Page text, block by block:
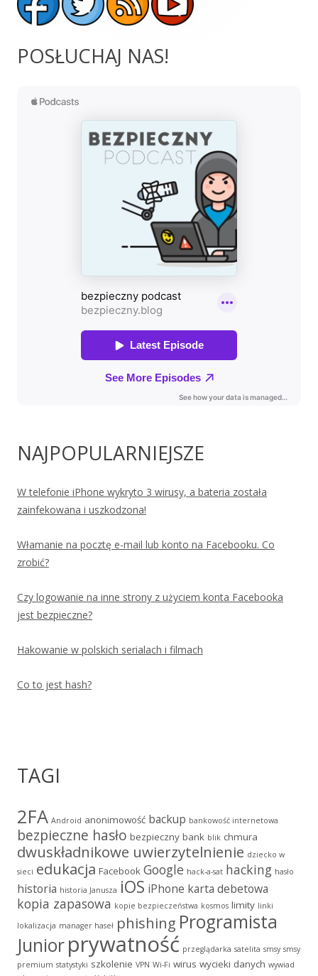
boczny
POSŁUCHAJ NAS!
NAJPOPULARNIEJSZE
W telefonie iPhone wykryto 3 wirusy, a bateria została
zainfekowana i uszkodzona!
Włamanie na pocztę e-mail lub konto na Facebooku. Co
zrobić?
Czy logowanie na inne strony z użyciem konta Facebooka
jest bezpieczne?
Hakowanie w polskich serialach i filmach
Co to jest hash?
TAGI
2FA Android anonimowość backup bankowość internetowa
bezpieczne hasło bezpieczny bank blik chmura
dwuskładnikowe uwierzytelnienie dziecko w
sieci edukacja Facebook Google hack-a-sat hacking hasło
historia historia Janusza iOS iPhone karta debetowa
kopia zapasowa kopie bezpieczeństwa kosmos limity linki
lokalizacja manager haseł phishing Programista
Juniorprywatność przeglądarka satelita smsy smsy
premium statystyki szkolenie VPN Wi-Fi wirus wycieki danych wywiad